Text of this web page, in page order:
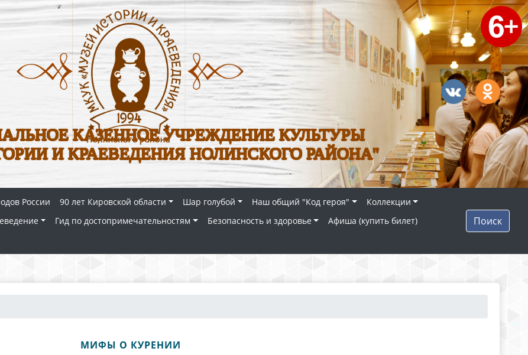
КАЗЕННОЕ УЧРЕЖДЕНИЕ КУЛЬТУРЫ
И КРАЕВЕДЕНИЯ НОЛИНСКОГО РАЙОНА"
России 90 лет Кировской области Шар голубой Наш общий "Код героя"
Коллекции
Гид по достопримечательностям Безопасность и здоровье
Афиша (купить билет)
Поиск
МИФЫ О КУРЕНИИ